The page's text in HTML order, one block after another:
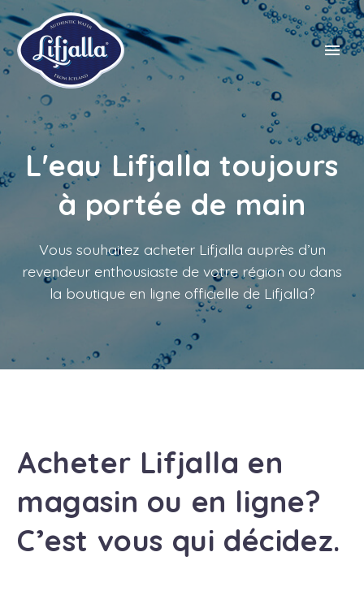
DE
L'eau Lifjalla toujours
à portée de main
Vous souhaitez acheter Lifjalla auprès d’un
revendeur enthousiaste de votre région ou dans
la boutique en ligne officielle de Lifjalla?
Acheter Lifjalla en
magasin ou en ligne?
C’est vous qui décidez.